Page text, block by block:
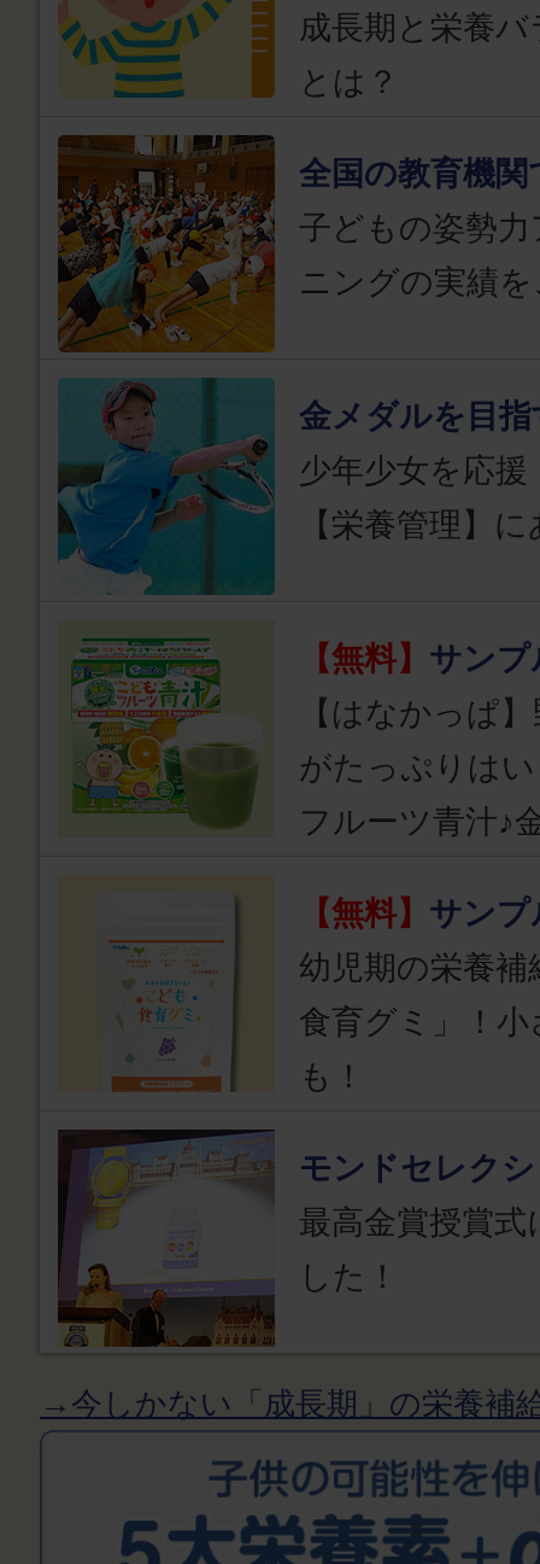
成長期と栄養
とは？
全国の教育機関
子どもの姿勢
ニングの実績
金メダルを目指
少年少女を応
【栄養管理】
【無料】 サンプ
【はなかっぱ
がたっぷりは
フルーツ青汁♪
【無料】 サンプ
幼児期の栄養
食育グミ」！
も！
モンドセレク
最高金賞授賞
した！
→今しかない「成長期」の栄養補